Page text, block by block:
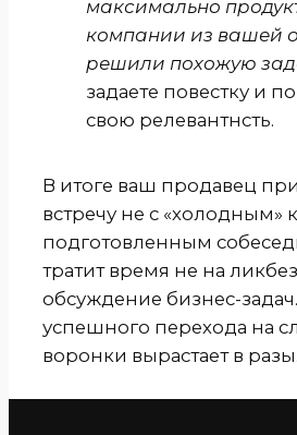
максимально
компании из вашей
решили похожую
задаете повестку и
свою релевантнсть.
В итоге ваш продавец
встречу не с «холодным»
подготовленным
тратит время не на
обсуждение бизнес-
успешного перехода на
воронки вырастает в разы.